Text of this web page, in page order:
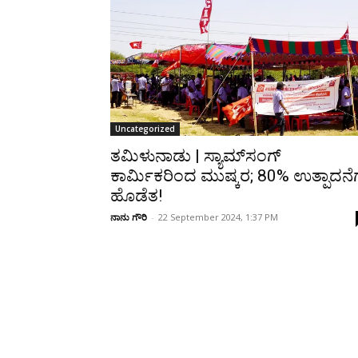
Uncategorized
ತಮಿಳುನಾಡು | ಸ್ಯಾಮ್‌ಸಂಗ್
ಕಾರ್ಮಿಕರಿಂದ ಮುಷ್ಕರ; 80%
ಹೊಡೆತ!
ನಾನು ಗೌರಿ - 22 September 2024, 1:37 PM